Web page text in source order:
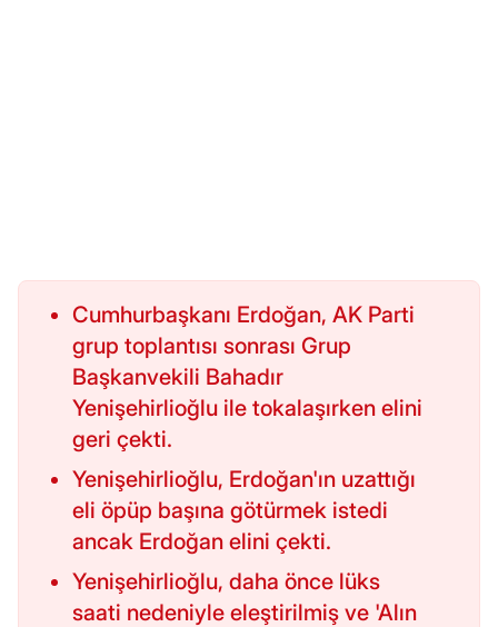
Cumhurbaşkanı Erdoğan, AK Parti
grup toplantısı sonrası Grup
Başkanvekili Bahadır
Yenişehirlioğlu ile tokalaşırken elini
geri çekti.
Yenişehirlioğlu, Erdoğan'ın uzattığı
eli öpüp başına götürmek istedi
ancak Erdoğan elini çekti.
Yenişehirlioğlu, daha önce lüks
saati nedeniyle eleştirilmiş ve 'Alın